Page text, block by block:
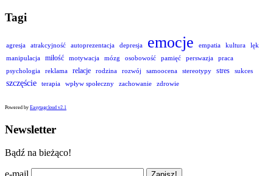
Tagi
agresja atrakcyjność autoprezentacja depresja emocje empatia kultura
lęk
manipulacja
miłość motywacja mózg osobowość pamięć perswazja
praca
psychologia
reklama relacje rodzina rozwój samoocena stereotypy stres sukces
szczęście terapia wpływ społeczny zachowanie zdrowie
Powered by Easytagcloud v2.1
Newsletter
Bądź na bieżąco!